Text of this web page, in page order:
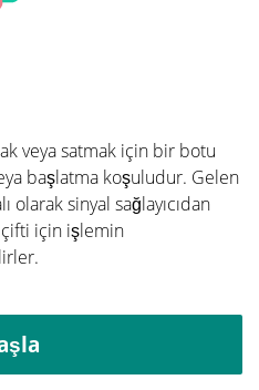
veya satmak için bir botu
başlatma koşuludur. Gelen
olarak sinyal sağlayıcıdan
çifti için işlemin